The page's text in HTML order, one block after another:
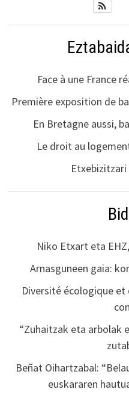
Face à une France
Première exposition de
En Bretagne aussi,
Le droit au
Niko Etxart eta
Arnasguneen gaia:
Diversité écologique
“Zuhaitzak eta arbolak
Beñat Oihartzabal:
euskararen